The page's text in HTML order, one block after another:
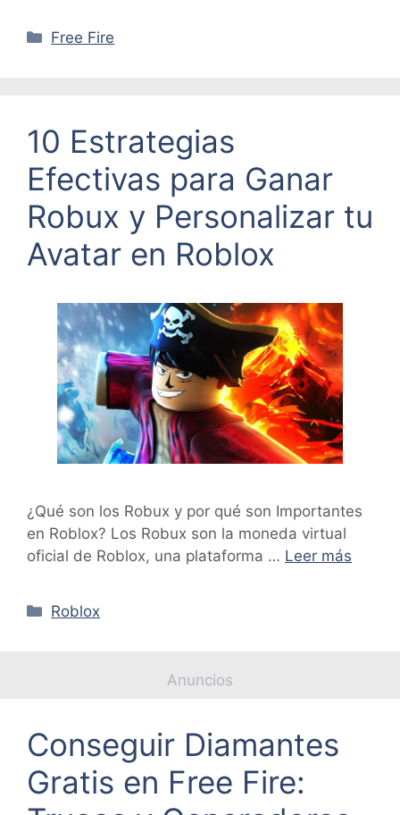
Categorías
Free Fire
10 Estrategias
Efectivas para Ganar
Robux y Personalizar tu
Avatar en Roblox
¿Qué son los Robux y por qué son Importantes
en Roblox? Los Robux son la moneda virtual
oficial de Roblox, una plataforma … Leer más
Categorías
Roblox
Anuncios
Conseguir Diamantes
Gratis en Free Fire: